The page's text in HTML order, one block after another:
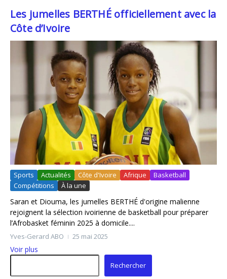
Les jumelles BERTHÉ officiellement avec la
Côte d’Ivoire
Sports Actualités Côte d'Ivoire Afrique
Basketball
Compétitions
À la une
Saran et Diouma, les jumelles BERTHÉ d'origine malienne
rejoignent la sélection ivoirienne de basketball pour préparer
l’Afrobasket féminin 2025 à domicile....
Yves-Gerard ABO 25 mai 2025
Voir plus
Rechercher
Rechercher